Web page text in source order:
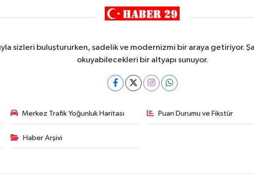
sizleri buluştururken, sadelik ve modernizmi bir araya getiriyor.
okuyabilecekleri bir altyapı sunuyor.
Merkez Trafik Yoğunluk Haritası Puan Durumu ve Fikstür
Haber Arşivi